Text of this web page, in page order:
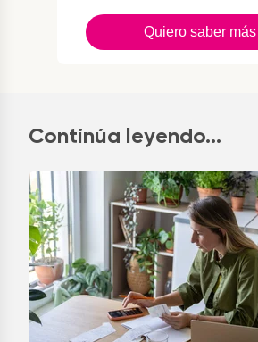
Quiero saber más
Continúa leyendo...